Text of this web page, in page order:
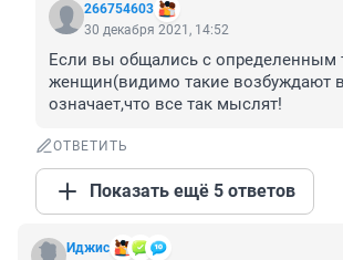
266754603
30 декабря 2021, 14:52
Если вы общались с определенным
женщин(видимо такие возбуждают
означает,что все так мыслят!
ОТВЕТИТЬ
Показать ещё 5 ответов
Иджис